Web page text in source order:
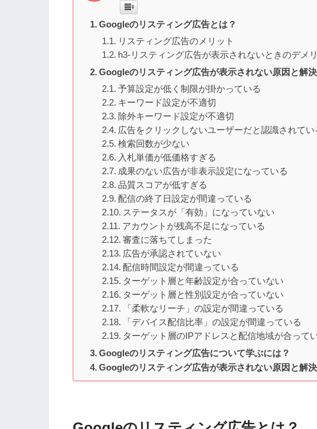
Googleのリスティング広告とは？
リスティング広告のメリット
h3-リスティング広告が表示されないときのデメ
Googleのリスティング広告が表示されない原因と解
予算設定が低く制限が掛かっている
キーワード設定が不適切
除外キーワード設定が不適切
広告をクリックしないユーザーだと認識されてい
検索回数が少ない
入札単価が低価格すぎる
成果のない広告が非表示設定になっている
品質スコアが低すぎる
配信の終了日設定が間違っている
ステータスが「有効」になっていない
アカウントが残高不足になっている
審査に落ちてしまった
広告が承認されていない
配信時間設定が間違っている
ターゲット層と年齢設定が合っていない
ターゲット層と性別設定が合っていない
「柔軟なリーチ」の設定が間違っている
「デバイス配信比率」の設定が間違っている
ターゲット層のIPアドレスと配信地域が合って
Googleのリスティング広告について学ぶには？
Googleのリスティング広告が表示されない原因と解決